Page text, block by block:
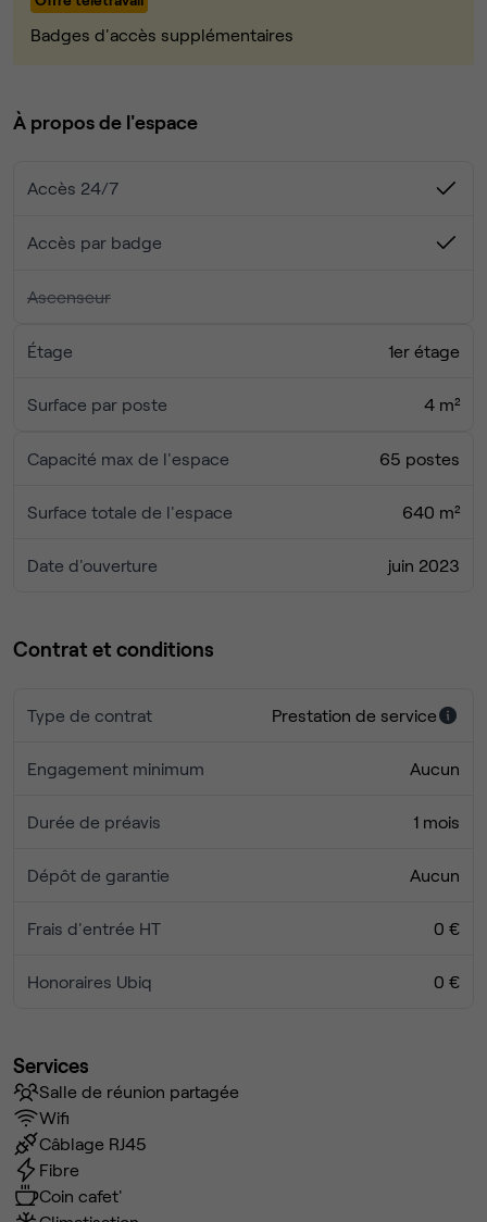
des meilleurs quartiers de Bordeaux.
✓ Services inclus (espaces de réunion, impressions,
charges, entretien)
✓ Lumière naturelle (fenêtres dans tous les bureaux)
✓ Forfait domiciliation d'entreprise dès 39 € HT/mois
commerces, transports en commun (tramway, bus, vélo)
Badges d'accès supplémentaires
À propos de l'espace
Accès 24/7
Accès par badge
Ascenseur
Étage 1er étage
Surface par poste 4 m²
Capacité max de l'espace 65 postes
Surface totale de l'espace 640 m²
Date d'ouverture juin 2023
Contrat et conditions
Type de contrat Prestation de service
Engagement minimum Aucun
Durée de préavis 1 mois
Dépôt de garantie Aucun
Frais d'entrée HT 0 €
Honoraires Ubiq 0 €
Services
Salle de réunion partagée
Wifi
Câblage RJ45
Fibre
Coin cafet'